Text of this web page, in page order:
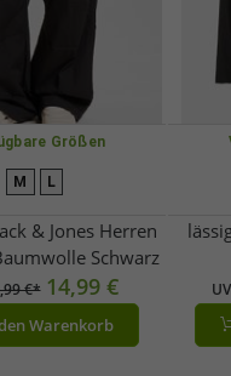
Größen
M L
& Jones Herren
Schwarz
€* 14,99 €
Warenkorb